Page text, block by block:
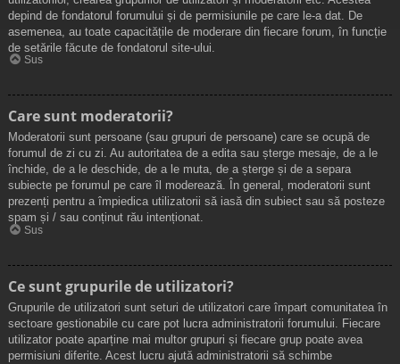
depind de fondatorul forumului și de permisiunile pe care le-a dat. De
asemenea, au toate capacitățile de moderare din fiecare forum, în funcție
de setările făcute de fondatorul site-ului.
Sus
Care sunt moderatorii?
Moderatorii sunt persoane (sau grupuri de persoane) care se ocupă de
forumul de zi cu zi. Au autoritatea de a edita sau șterge mesaje, de a le
închide, de a le deschide, de a le muta, de a șterge și de a separa
subiecte pe forumul pe care îl moderează. În general, moderatorii sunt
prezenți pentru a împiedica utilizatorii să iasă din subiect sau să posteze
spam și / sau conținut rău intenționat.
Sus
Ce sunt grupurile de utilizatori?
Grupurile de utilizatori sunt seturi de utilizatori care împart comunitatea în
sectoare gestionabile cu care pot lucra administratorii forumului. Fiecare
utilizator poate aparține mai multor grupuri și fiecare grup poate avea
permisiuni diferite. Acest lucru ajută administratorii să schimbe